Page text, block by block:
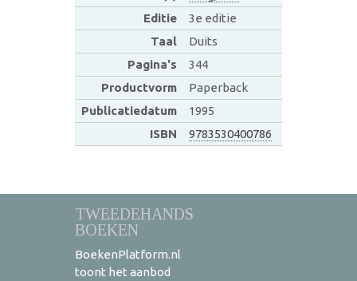
Editie
3e editie
Taal
Duits
Pagina's
344
Productvorm
Paperback
Publicatiedatum
1995
ISBN
9783530400786
TWEEDEHANDS
BOEKEN
BoekenPlatform.nl
toont het aanbod